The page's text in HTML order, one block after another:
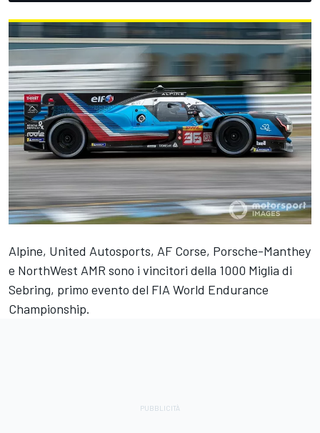
Alpine, United Autosports, AF Corse, Porsche-Manthey
e NorthWest AMR sono i vincitori della 1000 Miglia di
Sebring, primo evento del FIA World Endurance
Championship.